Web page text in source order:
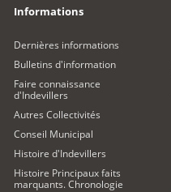
Informations
Dernières informations
Bulletins d'information
Faire connaissance
d'Indevillers
Autres Collectivités
Conseil Municipal
Histoire d'Indevillers
Histoire Principaux faits
marquants. Chronologie